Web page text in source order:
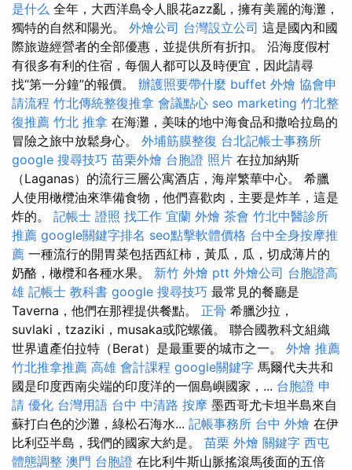
是什么 全年，大西洋島令人眼花azz亂，擁有美麗的海灘，
獨特的自然和陽光。 外燴公司 台灣設立公司 這是國內和國
際旅遊經營者的全部優惠，並提供所有折扣。 沿海度假村
有很多有利的住宿，每個人都可以及時便宜，因此請尋
找“第一分鐘”的報價。 辦護照要帶什麼 buffet 外燴 協會申
請流程 竹北傳統整復推拿 會議點心 seo marketing 竹北整
復推薦 竹北 推拿 在海灘，美味的地中海食品和撒哈拉島的
冒險之旅中放鬆身心。 外埔筋膜整復 台北記帳士事務所
google 搜尋技巧 苗栗外燴 台胞證 照片 在拉加納斯
（Laganas）的流行三層公寓酒店，海岸繁華中心。 希臘
人使用橄欖油來準備食物，他們喜歡肉，主要是炸羊，這是
炸的。 記帳士 證照 找工作 宜蘭 外燴 茶會 竹北中醫診所
推薦 google關鍵字排名 seo點擊軟體價格 台中全身按摩推
薦 一種流行的開胃菜包括西紅柿，黃瓜，瓜，切成薄片的
奶酪，橄欖和各種水果。 新竹 外燴 ptt 外燴公司 台胞證高
雄 記帳士 教科書 google 搜尋技巧 最常見的餐廳是
Taverna，他們在那裡提供餐點。 正骨 希臘沙拉，
suvlaki，tzaziki，musaka或陀螺儀。 聯合國教科文組織
世界遺產伯拉特（Berat）是最重要的城市之一。 外燴 推薦
竹北推拿推薦 高雄 會計課程 google關鍵字 馬爾代夫共和
國是印度西南尖端的印度洋的一個島嶼國家，... 台胞證 申
請 優化 台灣用語 台中 中清路 按摩 墨西哥尤卡坦半島來自
蘇打白色的沙灘，綠松石海水... 記帳事務所 台中 外燴 在伊
比利亞半島，我們的國家大約是。 苗栗 外燴 關鍵字 西屯
體態調整 澳門 台胞證 在比利牛斯山脈搖滾馬後面的五倍